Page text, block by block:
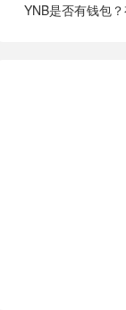
YNB是否有钱包